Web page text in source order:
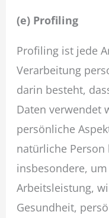
(e) Profiling
Profiling ist jede
Verarbeitung
darin besteht,
Daten verwendet
persönliche
natürliche Person
insbesondere,
Arbeitsleistung,
Gesundheit,